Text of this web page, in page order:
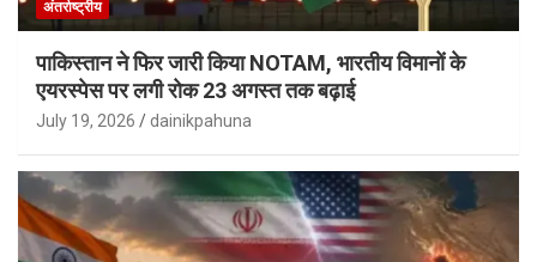
अंतर्राष्ट्रीय
पाकिस्तान ने फिर जारी किया NOTAM, भारतीय विमानों के
एयरस्पेस पर लगी रोक 23 अगस्त तक बढ़ाई
July 19, 2026 dainikpahuna